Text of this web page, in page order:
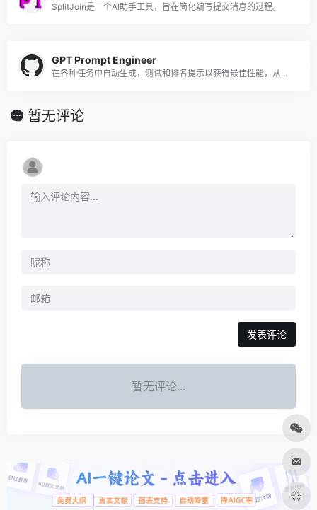
SplitJoin是一个AI助手工具，旨在简化编写提交消息的过程。
GPT Prompt Engineer
在各种任务中自动生成，测试和排名提示以获得最佳性能，从而彻底改变了提示工程的艺术。
暂无评论
发表评论
暂无评论...